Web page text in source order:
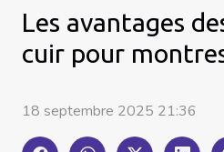
Les avantages
cuir pour
18 septembre 2025 21:36